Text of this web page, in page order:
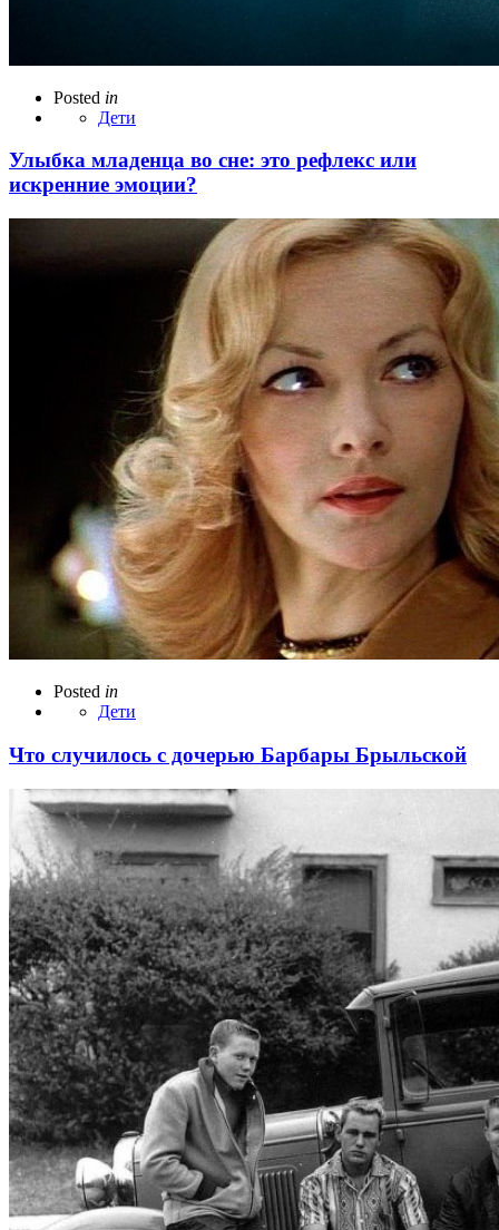
Posted in
Дети
Улыбка младенца во сне: это рефлекс или
искренние эмоции?
Posted in
Дети
Что случилось с дочерью Барбары Брыльской